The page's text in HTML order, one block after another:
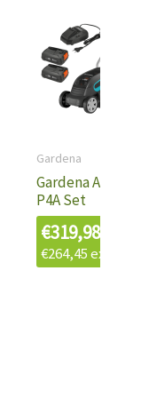
Gardena
Gardena Accu
P4A Set
€319,98
€264,45excl.